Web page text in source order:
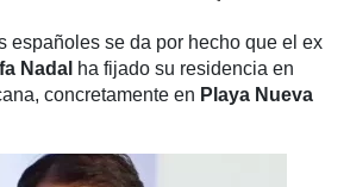
españoles se da por hecho que el ex
Nadal ha fijado su residencia en
concretamente en Playa Nueva